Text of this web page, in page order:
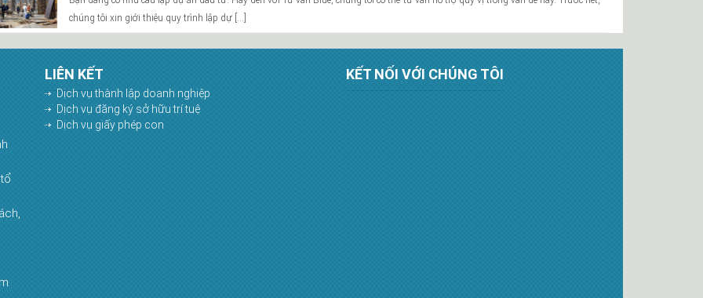
chúng tôi xin giới thiệu quy trình lập dự […]
LIÊN KẾT
Dịch vụ thành lập doanh nghiệp
Dịch vụ đăng ký sở hữu trí tuệ
Dịch vụ giấy phép con
KẾT NỐI VỚI CHÚNG TÔI